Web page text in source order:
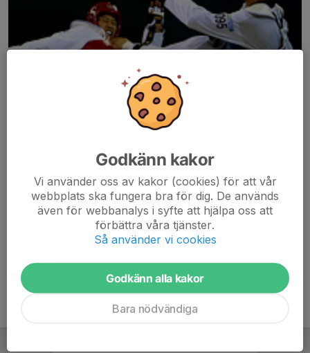
Här hamnar automatiskt de senaste nyheterna på hemsidan. För
att kunna börja administrera hemsidan loggar du in högst upp till
höger.
Godkänn kakor
Vi använder oss av kakor (cookies) för att vår
webbplats ska fungera bra för dig. De används
även för webbanalys i syfte att hjälpa oss att
förbättra våra tjänster.
Så använder vi cookies
Godkänn alla kakor
Bara nödvändiga